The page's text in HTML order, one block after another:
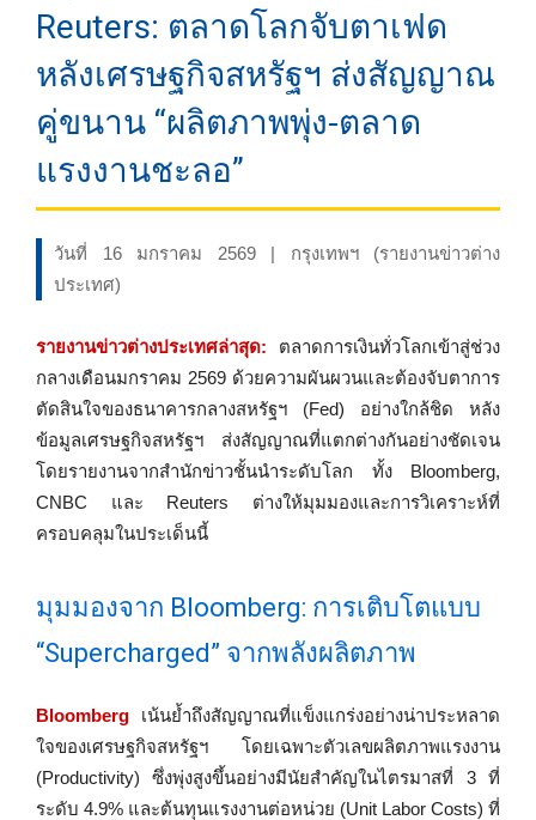
Reuters: ตลาดโลกจับตาเฟด
หลังเศรษฐกิจสหรัฐฯ ส่งสัญญาณ
คู่ขนาน “ผลิตภาพพุ่ง-ตลาด
แรงงานชะลอ”
วันที่ 16 มกราคม 2569 | กรุงเทพฯ (รายงานข่าวต่าง
ประเทศ)
รายงานข่าวต่างประเทศล่าสุด: ตลาดการเงินทั่วโลกเข้าสู่ช่วง
กลางเดือนมกราคม 2569 ด้วยความผันผวนและต้องจับตาการ
ตัดสินใจของธนาคารกลางสหรัฐฯ (Fed) อย่างใกล้ชิด หลัง
ข้อมูลเศรษฐกิจสหรัฐฯ ส่งสัญญาณที่แตกต่างกันอย่างชัดเจน
โดยรายงานจากสำนักข่าวชั้นนำระดับโลก ทั้ง Bloomberg,
CNBC และ Reuters ต่างให้มุมมองและการวิเคราะห์ที่
ครอบคลุมในประเด็นนี้
มุมมองจาก Bloomberg: การเติบโตแบบ
“Supercharged” จากพลังผลิตภาพ
Bloomberg เน้นย้ำถึงสัญญาณที่แข็งแกร่งอย่างน่าประหลาด
ใจของเศรษฐกิจสหรัฐฯ โดยเฉพาะตัวเลขผลิตภาพแรงงาน
(Productivity) ซึ่งพุ่งสูงขึ้นอย่างมีนัยสำคัญในไตรมาสที่ 3 ที่
ระดับ 4.9% และต้นทุนแรงงานต่อหน่วย (Unit Labor Costs) ที่